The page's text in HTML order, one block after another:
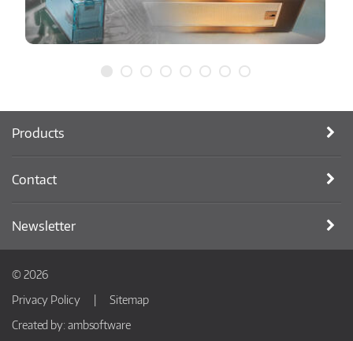
Products
Contact
Newsletter
© 2026
Privacy Policy
Sitemap
Created by: ambsoftware